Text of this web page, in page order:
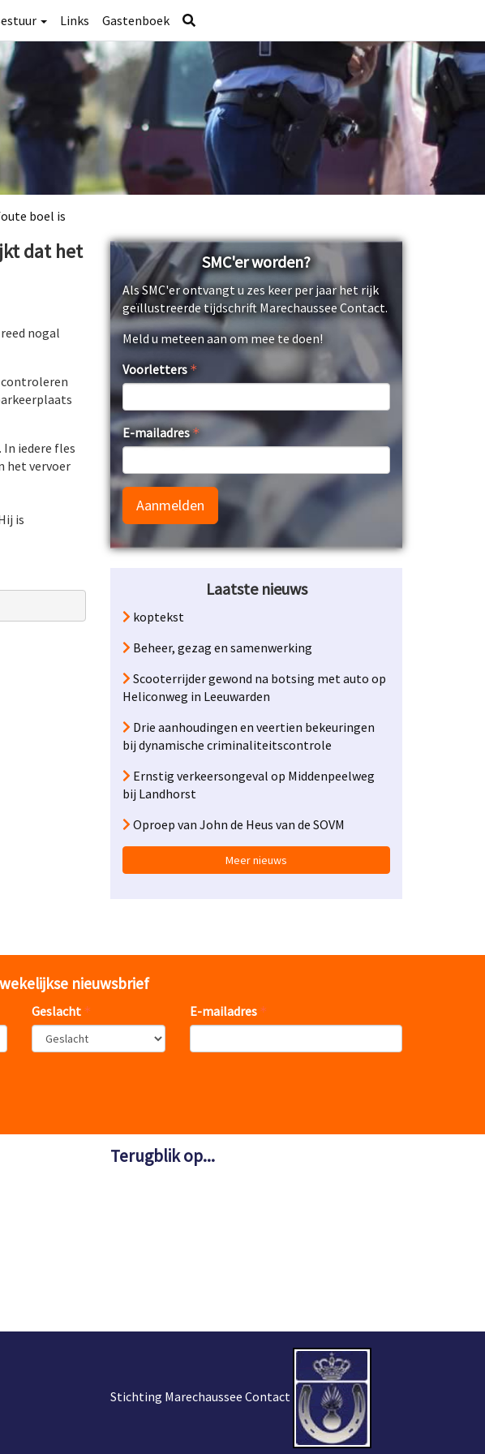
Links Gastenboek
boel is
dat het
nogal
controleren
iedere fles
het vervoer
is
SMC'er worden?
Als SMC'er ontvangt u zes keer per jaar het rijk
geïllustreerde tijdschrift Marechaussee Contact.
Meld u meteen aan om mee te doen!
Voorletters
E-mailadres
Aanmelden
Laatste nieuws
koptekst
Beheer, gezag en samenwerking
Scooterrijder gewond na botsing met auto op
Heliconweg in Leeuwarden
Drie aanhoudingen en veertien bekeuringen
bij dynamische criminaliteitscontrole
Ernstig verkeersongeval op Middenpeelweg
bij Landhorst
Oproep van John de Heus van de SOVM
Meer nieuws
nieuwsbrief
Geslacht E-mailadres
Terugblik op...
Stichting Marechaussee Contact